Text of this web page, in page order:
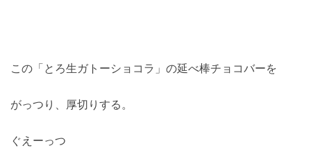
この「とろ生ガトーショコラ」の延べ棒チョコバーを
がっつり、厚切りする。
ぐえーっつ